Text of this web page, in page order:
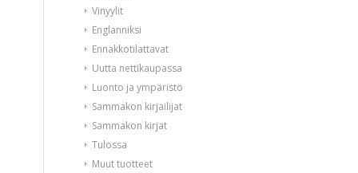
Vinyylit
Englanniksi
Ennakkotilattavat
Uutta nettikaupassa
Luonto ja ympäristö
Sammakon kirjailijat
Sammakon kirjat
Tulossa
Muut tuotteet